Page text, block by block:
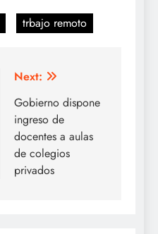
trbajo remoto
Next:
Gobierno dispone
ingreso de
docentes a aulas
de colegios
privados